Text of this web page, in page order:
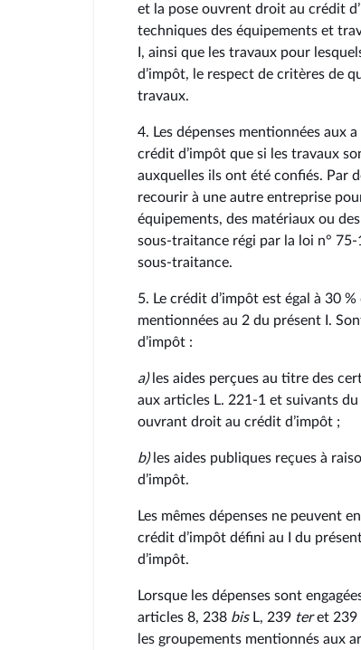
et la pose ouvrent droit au crédit
techniques des équipements et
I, ainsi que les travaux pour
d’impôt, le respect de critères de
travaux.
4. Les dépenses mentionnées aux
crédit d’impôt que si les travaux
auxquelles ils ont été confiés. Par
recourir à une autre entreprise
équipements, des matériaux ou
sous-traitance régi par la loi n°
sous-traitance.
5. Le crédit d’impôt est égal à 30
mentionnées au 2 du présent I.
d’impôt :
a)les aides perçues au titre des
aux articles L. 221‑1 et suivants
ouvrant droit au crédit d’impôt ;
b)les aides publiques reçues à
d’impôt.
Les mêmes dépenses ne peuvent
crédit d’impôt défini au I du
d’impôt.
Lorsque les dépenses sont
articles 8, 238 bisL, 239 teret 239
les groupements mentionnés aux